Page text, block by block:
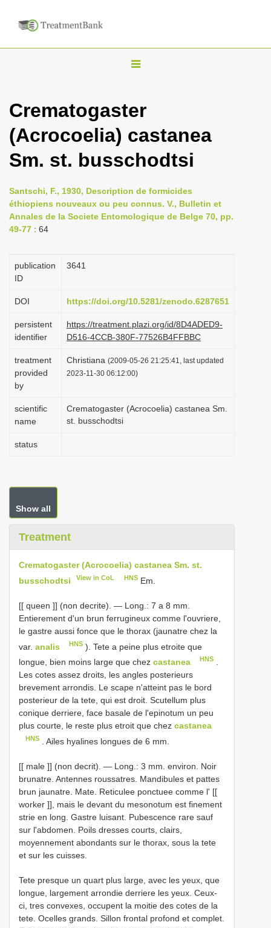
T
g
l
n
v
i
o
Crematogaster
(Acrocoelia) castanea
Sm. st. busschodtsi
Santschi, F., 1930, Description de formicides
éthiopiens nouveaux ou peu connus. V., Bulletin et
Annales de la Societe Entomologique de Belge 70, pp.
49-77 : 64
publication
ID
3641
DOI https://doi.org/10.5281/zenodo.6287651
persistent
identifier
https://treatment.plazi.org/id/8D4ADED9-
D516-4CCB-380F-77526B4FFBBC
treatment
provided
by
Christiana (2009-05-26 21:25:41, last updated
2023-11-30 06:12:00)
scientific
name
Crematogaster (Acrocoelia) castanea Sm.
st. busschodtsi
status
Show all
Treatment
Crematogaster (Acrocoelia) castanea Sm. st.
busschodtsi
View in CoL HNSEm.
[[ queen ]] (non decrite). — Long.: 7 a 8 mm.
Entierement d'un brun ferrugineux comme l'ouvriere,
le gastre aussi fonce que le thorax (jaunatre chez la
var. analis HNS ). Tete a peine plus etroite que
longue, bien moins large que chez castanea HNS
Les cotes assez droits, les angles posterieurs
brevement arrondis. Le scape n'atteint pas le bord
posterieur de la tete, qui est droit. Scutellum plus
conique derriere, face basale de l'epinotum un peu
plus courte, le reste plus etroit que chez castanea
HNS . Ailes hyalines longues de 6 mm.
[[ male ]] (non decrit). — Long.: 3 mm. environ. Noir
brunatre. Antennes roussatres. Mandibules et pattes
brun jaunatre. Mate. Reticulee ponctuee comme l' [[
worker ]], mais le devant du mesonotum est finement
strie en long. Gastre luisant. Pubescence rare sauf
sur l'abdomen. Poils dresses courts, clairs,
moyennement abondants sur le thorax, sous la tete
et sur les cuisses.
Tete presque un quart plus large, avec les yeux, que
longue, largement arrondie derriere les yeux. Ceux-
ci, tres convexes, occupent la moitie des cotes de la
tete. Ocelles grands. Sillon frontal profond et complet.